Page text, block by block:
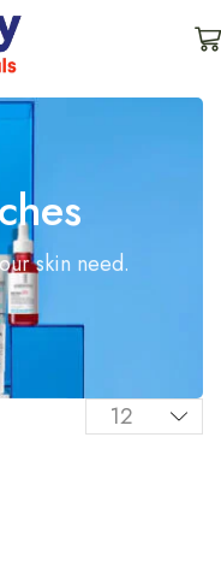
skin need.